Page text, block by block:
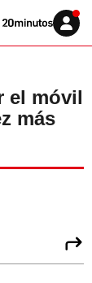
Volver
Iniciar
sesión
el móvil
más